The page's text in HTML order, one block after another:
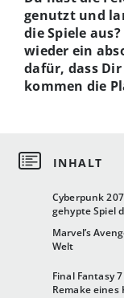
Cyberpunk
gehypte Spiel
Marvel’s
Welt
Final Fantasy
Remake eines
genutzt und
die Spiele
wieder ein
dafür, dass
kommen die